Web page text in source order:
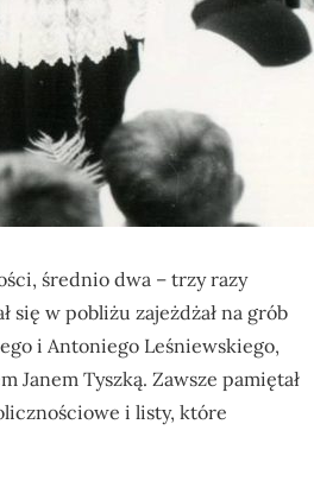
średnio dwa – trzy razy
się w pobliżu zajeżdżał na grób
i Antoniego Leśniewskiego,
Janem Tyszką. Zawsze pamiętał
i listy, które